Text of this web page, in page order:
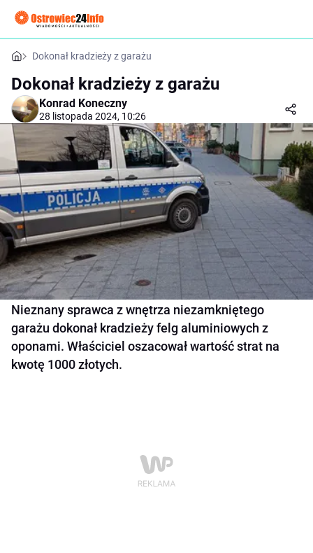
Dokonał kradzieży z garażu
Dokonał kradzieży z garażu
Konrad Koneczny
28 listopada 2024, 10:26
Nieznany sprawca z wnętrza niezamkniętego
garażu dokonał kradzieży felg aluminiowych z
oponami. Właściciel oszacował wartość strat na
kwotę 1000 złotych.